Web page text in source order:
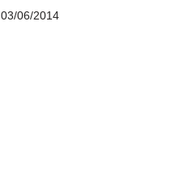
03/06/2014